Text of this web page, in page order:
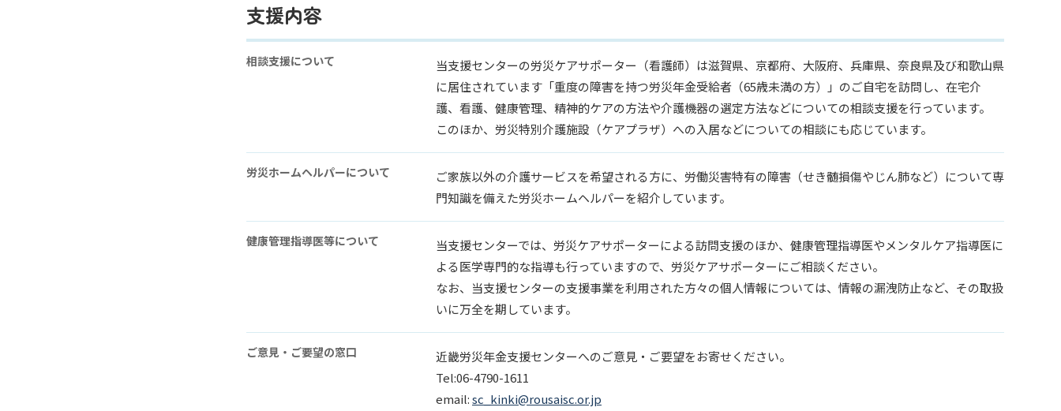
支援内容
相談支援について
当支援センターの労災ケアサポーター（看護師）は滋賀県、京都府、大阪府、兵庫県、奈良県及び和歌山県
に居住されています「重度の障害を持つ労災年金受給者（65歳未満の方）」のご自宅を訪問し、在宅介
護、看護、健康管理、精神的ケアの方法や介護機器の選定方法などについての相談支援を行っています。
このほか、労災特別介護施設（ケアプラザ）への入居などについての相談にも応じています。
労災ホームヘルパーについて
ご家族以外の介護サービスを希望される方に、労働災害特有の障害（せき髄損傷やじん肺など）について専
門知識を備えた労災ホームヘルパーを紹介しています。
健康管理指導医等について
当支援センターでは、労災ケアサポーターによる訪問支援のほか、健康管理指導医やメンタルケア指導医に
よる医学専門的な指導も行っていますので、労災ケアサポーターにご相談ください。
なお、当支援センターの支援事業を利用された方々の個人情報については、情報の漏洩防止など、その取扱
いに万全を期しています。
ご意見・ご要望の窓口
近畿労災年金支援センターへのご意見・ご要望をお寄せください。
Tel:06-4790-1611
email:sc_kinki@rousaisc.or.jp